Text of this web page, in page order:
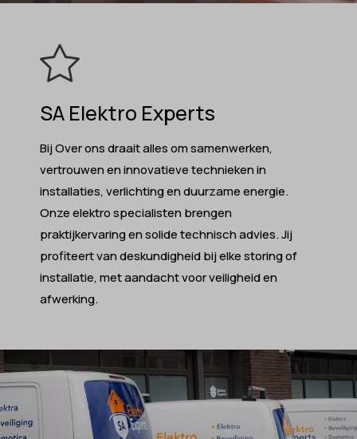
SA Elektro Experts
Bij Over ons draait alles om samenwerken,
vertrouwen en innovatieve technieken in
installaties, verlichting en duurzame energie.​
Onze elektro specialisten brengen
praktijkervaring en solide technisch advies.​ Jij
profiteert van deskundigheid bij elke storing of
installatie, met aandacht voor veiligheid en
afwerking.​